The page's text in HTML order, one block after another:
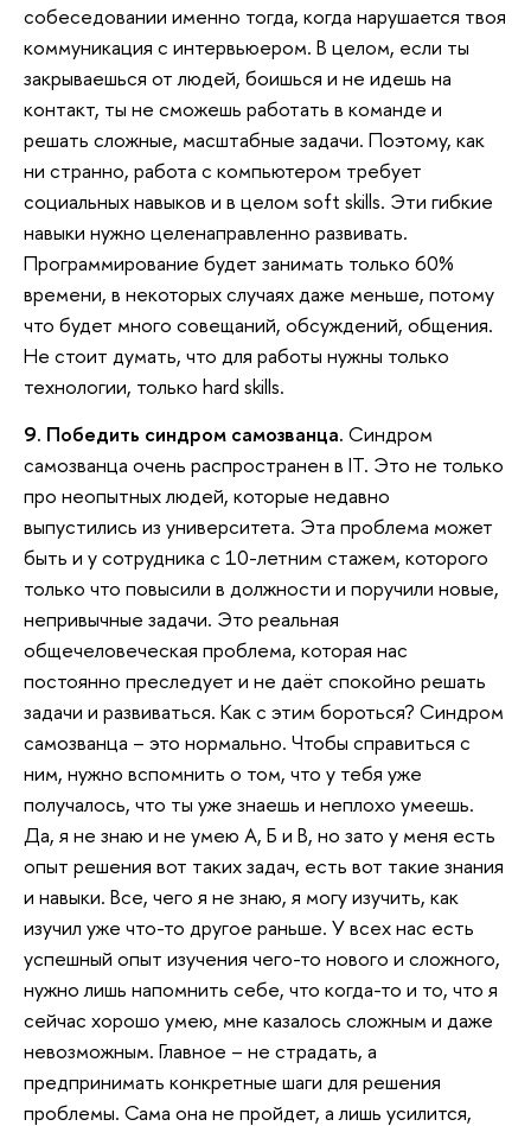
собеседовании именно тогда, когда нарушается твоя
коммуникация с интервьюером. В целом, если ты
закрываешься от людей, боишься и не идешь на
контакт, ты не сможешь работать в команде и
решать сложные, масштабные задачи. Поэтому, как
ни странно, работа с компьютером требует
социальных навыков и в целом soft skills. Эти гибкие
навыки нужно целенаправленно развивать.
Программирование будет занимать только 60%
времени, в некоторых случаях даже меньше, потому
что будет много совещаний, обсуждений, общения.
Не стоит думать, что для работы нужны только
технологии, только hard skills.
9. Победить синдром самозванца. Синдром
самозванца очень распространен в IT. Это не только
про неопытных людей, которые недавно
выпустились из университета. Эта проблема может
быть и у сотрудника с 10-летним стажем, которого
только что повысили в должности и поручили новые,
непривычные задачи. Это реальная
общечеловеческая проблема, которая нас
постоянно преследует и не даёт спокойно решать
задачи и развиваться. Как с этим бороться? Синдром
самозванца – это нормально. Чтобы справиться с
ним, нужно вспомнить о том, что у тебя уже
получалось, что ты уже знаешь и неплохо умеешь.
Да, я не знаю и не умею А, Б и В, но зато у меня есть
опыт решения вот таких задач, есть вот такие знания
и навыки. Все, чего я не знаю, я могу изучить, как
изучил уже что-то другое раньше. У всех нас есть
успешный опыт изучения чего-то нового и сложного,
нужно лишь напомнить себе, что когда-то и то, что я
сейчас хорошо умею, мне казалось сложным и даже
невозможным. Главное – не страдать, а
предпринимать конкретные шаги для решения
проблемы. Сама она не пройдет, а лишь усилится,